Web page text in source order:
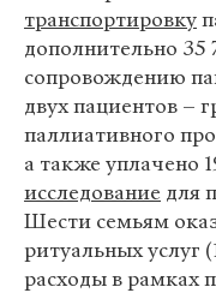
транспортировку
дополнительно 35
сопровождению
двух пациентов –
паллиативного
а также уплачено
исследование для
Шести семьям
ритуальных услуг
расходы в рамках